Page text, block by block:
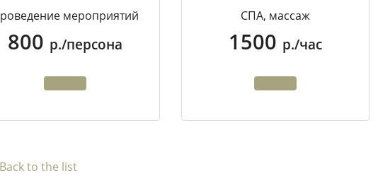
мероприятий
800 р./персона
СПА, массаж
1500 р./час
Back to the list